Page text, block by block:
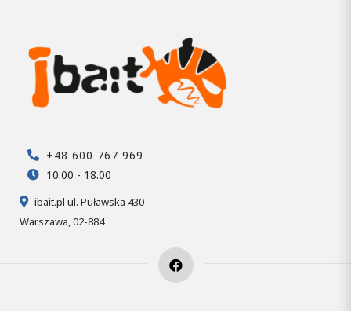
+48 600 767 969
10.00 - 18.00
ibait.pl ul. Puławska 430
Warszawa, 02-884